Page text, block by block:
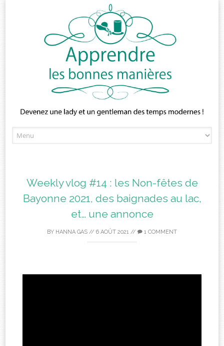
to
Weekly vlog #14 : les Non-fêtes de
Bayonne 2021, des baignades au lac,
et… une annonce
BY HANNA GAS // 6 AOÛT 2021 // 1 COMMENT